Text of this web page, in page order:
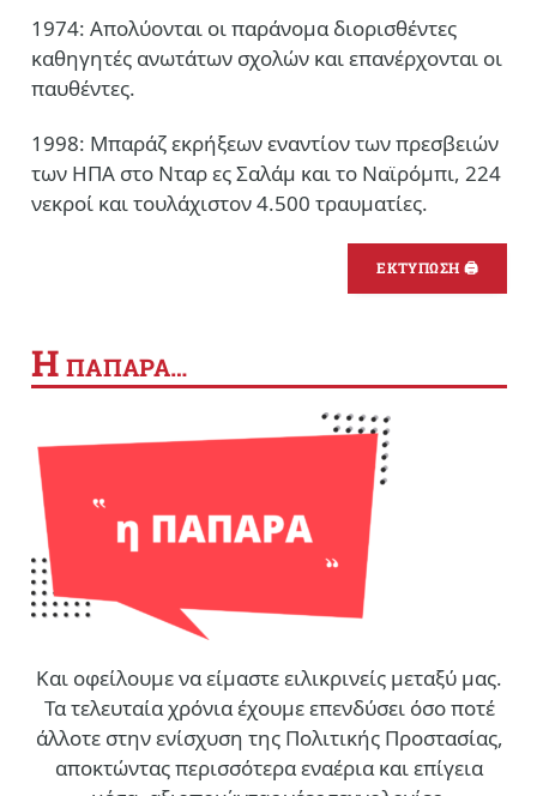
1974: Απολύονται οι παράνομα διορισθέντες
καθηγητές ανωτάτων σχολών και επανέρχονται οι
παυθέντες.
1998: Μπαράζ εκρήξεων εναντίον των πρεσβειών
των ΗΠΑ στο Νταρ ες Σαλάμ και το Ναϊρόμπι, 224
νεκροί και τουλάχιστον 4.500 τραυματίες.
ΕΚΤΥΠΩΣΗ 🖨
Η ΠΑΠΑΡΑ…
Και οφείλουμε να είμαστε ειλικρινείς μεταξύ μας.
Τα τελευταία χρόνια έχουμε επενδύσει όσο ποτέ
άλλοτε στην ενίσχυση της Πολιτικής Προστασίας,
αποκτώντας περισσότερα εναέρια και επίγεια